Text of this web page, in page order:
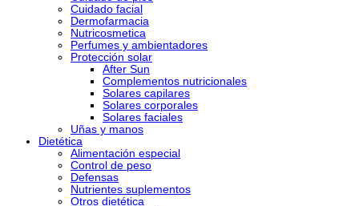
Cuidado facial
Dermofarmacia
Nutricosmetica
Perfumes y ambientadores
Protección solar
After Sun
Complementos nutricionales
Solares capilares
Solares corporales
Solares faciales
Uñas y manos
Dietética
Alimentación especial
Control de peso
Defensas
Nutrientes suplementos
Otros dietética